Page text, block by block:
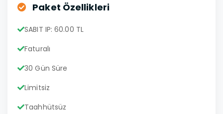
Paket Özellikleri
SABIT IP: 60.00 TL
Faturalı
30 Gün Süre
Limitsiz
Taahhütsüz